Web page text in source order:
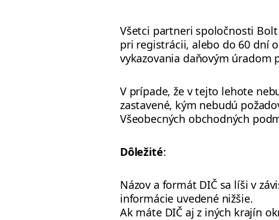
Všetci partneri spoločnosti
pri registrácii, alebo do 60 dní
vykazovania daňovým úradom
V prípade, že v tejto lehote
zastavené, kým nebudú
Všeobecných obchodných
Dôležité:
Názov a formát DIČ sa líši v
informácie uvedené nižšie.
Ak máte DIČ aj z iných krajín